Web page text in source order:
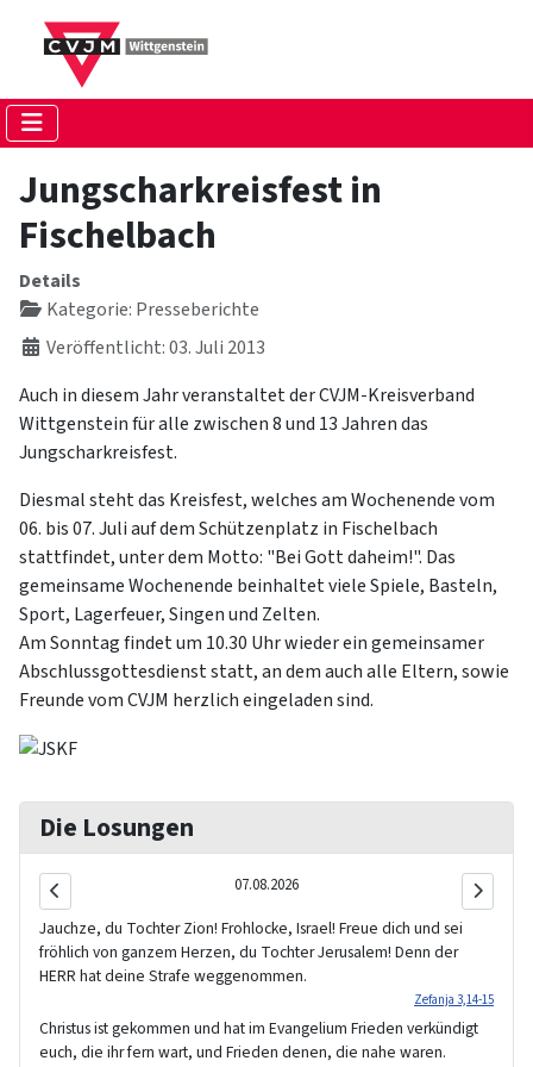
Jungscharkreisfest in
Fischelbach
Details
Kategorie: Presseberichte
Veröffentlicht: 03. Juli 2013
Auch in diesem Jahr veranstaltet der CVJM-Kreisverband
Wittgenstein für alle zwischen 8 und 13 Jahren das
Jungscharkreisfest.
Diesmal steht das Kreisfest, welches am Wochenende vom
06. bis 07. Juli auf dem Schützenplatz in Fischelbach
stattfindet, unter dem Motto: "Bei Gott daheim!". Das
gemeinsame Wochenende beinhaltet viele Spiele, Basteln,
Sport, Lagerfeuer, Singen und Zelten.
Am Sonntag findet um 10.30 Uhr wieder ein gemeinsamer
Abschlussgottesdienst statt, an dem auch alle Eltern, sowie
Freunde vom CVJM herzlich eingeladen sind.
Die Losungen
07.08.2026
Jauchze, du Tochter Zion! Frohlocke, Israel! Freue dich und sei
fröhlich von ganzem Herzen, du Tochter Jerusalem! Denn der
HERR hat deine Strafe weggenommen.
Zefanja 3,14-15
Christus ist gekommen und hat im Evangelium Frieden verkündigt
euch, die ihr fern wart, und Frieden denen, die nahe waren.